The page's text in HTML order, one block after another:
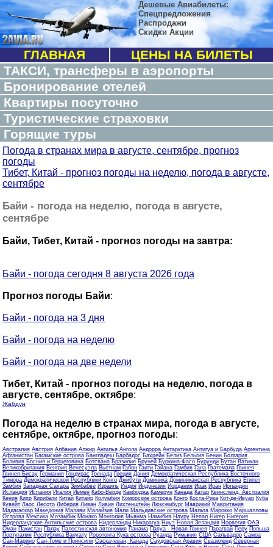
Дешевые Авиабилеты:
Спецпредложения
Распродажи
Скидки Акции
ГЛАВНАЯ
ЦЕНЫ НА БИЛЕТЫ
ТАКСИ, трансферы в аэропорты
Бронирование отелей
Квартиры посуточно
Туристические страховки
Горящие туры
Погода в странах мира в августе, сентябре, прогноз
погоды
Тибет, Китай - прогноз погоды на неделю, погода в августе,
сентябре
Байи - погода на неделю, погода в августе,
сентябре
Байи, Тибет, Китай - прогноз погоды на завтра:
Байи - погода сегодня 8 августа 2026 года
Прогноз погоды Байи:
Байи - погода на 3 дня
Байи - погода на неделю
Байи - погода на две недели
Тибет, Китай - прогноз погоды на неделю, погода в
августе, сентябре, октябре:
Жабдун
Погода на неделю в странах мира, погода в августе,
сентябре, октябре, прогноз погоды:
Австралия Австрия Албания Алжир Ангилья Ангола Андорра Антарктика Антигуа и Барбуда Аргентина
Афганистан Багамские острова Бангладеш Барбадос Бахрейн Белиз Бельгия Бенин Болгария
Боливия Босния и Герцеговина Ботсвана Бразилия Бруней Буркина-Фасо Бурунди Бутан Ватикан
Великобритания Венгрия Венесуэла Вьетнам Габон Гаити Гайана Гамбия Гана Гватемала Гвинея
Гвинея-Бисау Германия Гондурас Гренада Греция Дания Демократическая Республика Восточного
Тимора Демократической Республики Конго Джибути Доминика Доминиканская Республика Египет
Замбия Западная Сахара Зимбабве Израиль Индия Индонезия Иордания Ирак Иран Ирландия
Исландия Испания Италия Йемен Кабо-Верде Камбоджа Камерун Канада Катар Квинсленд, Австралия
Кения Кипр Кирибати Китай Китайр Колумбия Коморские острова Конго Коста-Рика Кот-де-Ивуар Куба
Кувейт Лаос Лесото Либерия Ливан Ливия Лихтенштейн Люксембург Маврикий Мавритания
Мадагаскар Македония Малави Малайзия Мали Мальдивские острова Мальта Марокко Маршалловы
Острова Мексика Мозамбик Монако Монголия Мьянма Намибия Науру Непал Нигер Нигерия
Нидерландские Антильские острова Нидерланды Никарагуа Ниуэ Новая Зеландия Норвегия ОАЭ
Оман Пакистан Палау Палестинская автономия Панама Папуа - Новая Гвинея Парагвай Перу Польша
Португалия Республика Вануату Роротонга Кука острова Руанда Румыния США Сальвадор Самоа
Сан-Марино Сан-Томе и Принсипи Саскачеван, Канада Саудовская Аравия Свазиленд Северная